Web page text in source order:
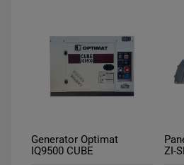
Generator Optimat
IQ9500 CUBE
ZI-